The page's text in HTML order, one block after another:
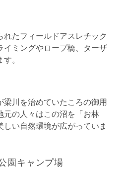
たフィールドアスレチック
イミングやロープ橋、ターザ
。
川を治めていたころの御用
元の人々はこの沼を「お林
い自然環境が広がっていま
園キャンプ場